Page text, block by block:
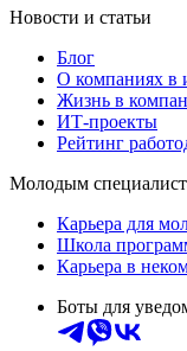
Новости и статьи
Блог
О компаниях в
Жизнь в
ИТ-проекты
Рейтинг
Молодым
Карьера для
Школа
Карьера в
Боты для